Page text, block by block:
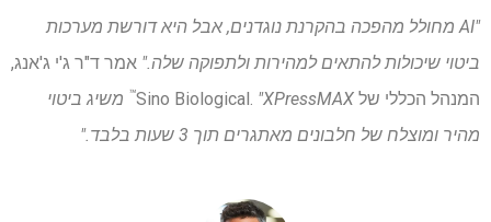
"AI מחולל מהפכה בהקרנת נוגדנים, אבל היא דורשת מערכות
ביטוי שיכולות להתאים למהירות ולתפוקה שלה." אמר ד"ר ג'י ג'אנג,
המנהל הכללי של Sino Biological. "XPressMAX
™ משיג ביטוי
מהיר ומוצלח של חלבונים מאתגרים תוך 3 שעות בלבד."